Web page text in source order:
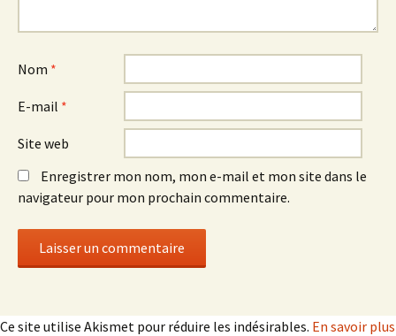
Nom *
E-mail *
Site web
Enregistrer mon nom, mon e-mail et mon site dans le
navigateur pour mon prochain commentaire.
Ce site utilise Akismet pour réduire les indésirables. En savoir plus